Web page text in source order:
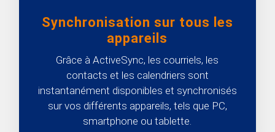
Synchronisation sur tous les
appareils
Grâce à ActiveSync, les courriels, les
contacts et les calendriers sont
instantanément disponibles et synchronisés
sur vos différents appareils, tels que PC,
smartphone ou tablette.